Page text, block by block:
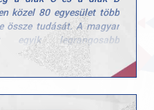
közel 80 egyesület több
össze tudását. A magyar
egyik legrangosabb
is nagyszerűen
tértek haza!